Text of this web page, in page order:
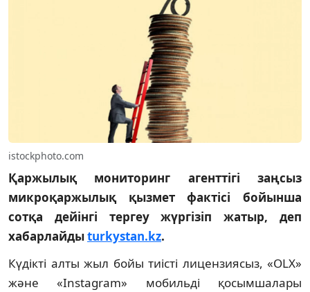
istockphoto.com
Қаржылық мониторинг агенттігі заңсыз
микроқаржылық қызмет фактісі бойынша
сотқа дейінгі тергеу жүргізіп жатыр, деп
хабарлайдыturkystan.kz.
Күдікті алты жыл бойы тиісті лицензиясыз, «OLX»
және «Instagram» мобильді қосымшалары